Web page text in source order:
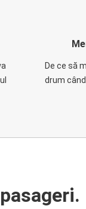
De ce să
drum